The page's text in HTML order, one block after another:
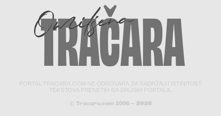
PORTAL TRACARA.COM NE ODGOVARA ZA SADRŽAJ I ISTINITOST
TEKSTOVA PRENETIH SA DRUGIH PORTALA.
© Tracara.com 2008 – 2026